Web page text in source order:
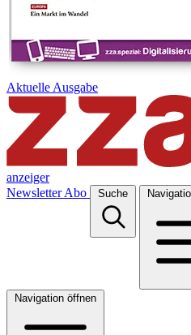
Aktuelle Ausgabe
anzeiger
Newsletter Abo Suche
Navigation öffnen